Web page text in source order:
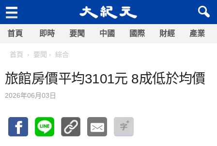
首頁 即時 要聞 中國 國際 財經 產業
首頁 要聞 綜合
旅館房價平均3101元 8成低於均價
2026年06月03日